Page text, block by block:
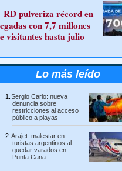
RD pulveriza récord en
con 7,7 millones
visitantes hasta julio
Lo más leído
Sergio Carlo: nueva
denuncia sobre
restricciones al acceso
público a playas
Arajet: malestar en
turistas argentinos al
quedar varados en
Punta Cana